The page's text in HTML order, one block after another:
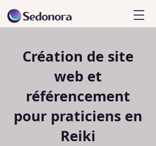
Création de site
web et
référencement
pour praticiens en
Reiki